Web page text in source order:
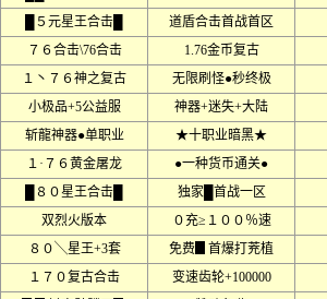
█５元星王合击█
道盾合击首战首区
７６合击\76合击
1.76金币复古
１丶７６神之复古
无限刷怪●秒终极
小极品+5公益服
神器+迷失+大陆
斩龍神器●单职业
★十职业暗黑★
１·７６黄金屠龙
●一种货币通关●
█８０星王合击█
独家█首战一区
双烈火版本
０充≥１００％速
８０╲星王+3套
免费▊首爆打茺植
１７０复古合击
变速齿轮+100000